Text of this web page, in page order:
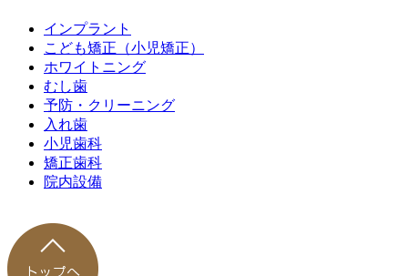
インプラント
こども矯正（小児矯正）
ホワイトニング
むし歯
予防・クリーニング
入れ歯
小児歯科
矯正歯科
院内設備